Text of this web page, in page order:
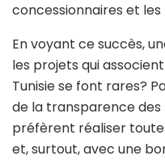
concessionnaires et les
En voyant ce succès,
les projets qui
Tunisie se font rares?
de la transparence
préfèrent réaliser
et, surtout, avec une